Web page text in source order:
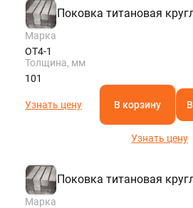
Поковка титановая
Марка
ОТ4-1
Толщина, мм
101
Узнать цену В корзину
Узнать цену
Поковка титановая
Марка